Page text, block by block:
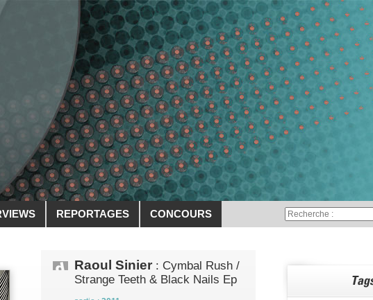
REPORTAGES CONCOURS
Raoul Sinier : Cymbal Rush /
Strange Teeth & Black Nails Ep